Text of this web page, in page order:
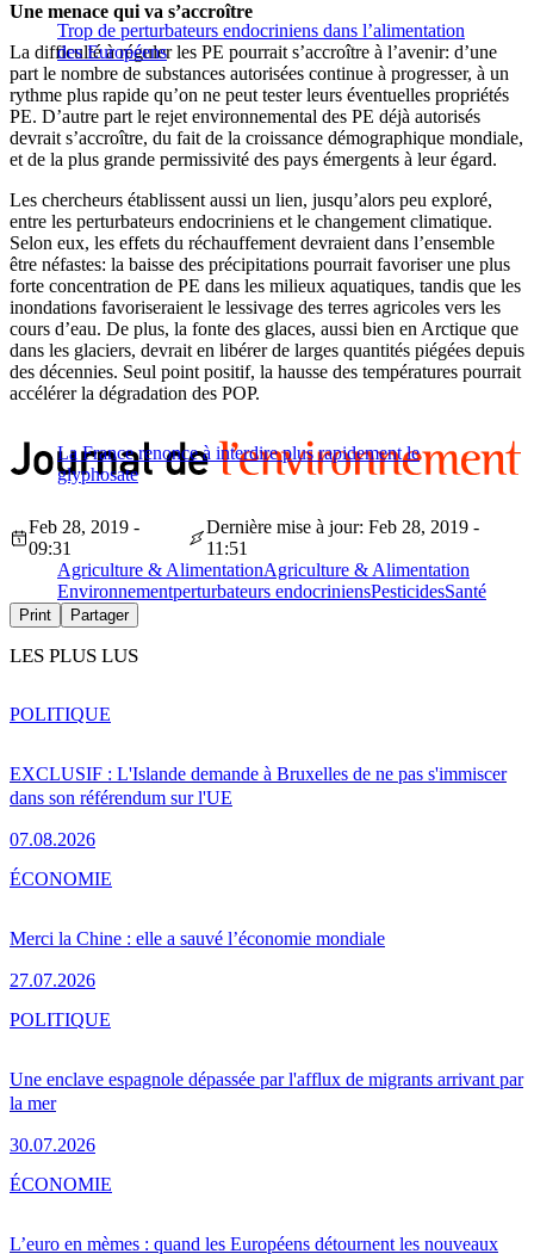
Trop de perturbateurs endocriniens dans l’alimentation
des Européens
Une menace qui va s’accroître
La difficulté à réguler les PE pourrait s’accroître à l’avenir: d’une
part le nombre de substances autorisées continue à progresser, à un
rythme plus rapide qu’on ne peut tester leurs éventuelles propriétés
PE. D’autre part le rejet environnemental des PE déjà autorisés
devrait s’accroître, du fait de la croissance démographique mondiale,
et de la plus grande permissivité des pays émergents à leur égard.
Les chercheurs établissent aussi un lien, jusqu’alors peu exploré,
entre les perturbateurs endocriniens et le changement climatique.
Selon eux, les effets du réchauffement devraient dans l’ensemble
être néfastes: la baisse des précipitations pourrait favoriser une plus
forte concentration de PE dans les milieux aquatiques, tandis que les
inondations favoriseraient le lessivage des terres agricoles vers les
cours d’eau. De plus, la fonte des glaces, aussi bien en Arctique que
dans les glaciers, devrait en libérer de larges quantités piégées depuis
des décennies. Seul point positif, la hausse des températures pourrait
accélérer la dégradation des POP.
La France renonce à interdire plus rapidement le
glyphosate
Feb 28, 2019 -
09:31
Dernière mise à jour: Feb 28, 2019 -
11:51
Agriculture & AlimentationAgriculture & Alimentation
Environnementperturbateurs endocriniensPesticidesSanté
Print Partager
LES PLUS LUS
EXCLUSIF : L'Islande demande à Bruxelles de ne pas s'immiscer
dans son référendum sur l'UE
07.08.2026
POLITIQUE
Merci la Chine : elle a sauvé l’économie mondiale
27.07.2026
ÉCONOMIE
Une enclave espagnole dépassée par l'afflux de migrants arrivant par
la mer
30.07.2026
POLITIQUE
L’euro en mèmes : quand les Européens détournent les nouveaux
ÉCONOMIE